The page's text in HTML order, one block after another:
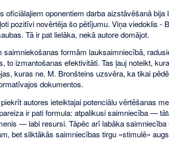
oficiālajiem oponentiem darba aizstāvēšanā bija
pozitīvi novērtēja šo pētījumu. Viņa viedoklis -
Tā ir pat lielāka, nekā autore domājot.
saimniekošanas formām lauksaimniecībā,
to izmantošanas efektivitāti. Tas ļauj noteikt,
kuras ne. M. Bronšteins uzsvēra, ka tikai
dokumentos.
autores ieteiktajai potenciālu vērtēšanas
ir pati formula: atpalikusi saimniecība —
— labi resursi. Tāpēc arī labāka
bet sliktākās saimniecības tirgu «stimulē»